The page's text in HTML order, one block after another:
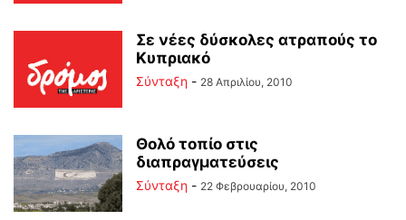
Σε νέες δύσκολες ατραπούς το
Κυπριακό
Σύνταξη - 28 Απριλίου, 2010
Θολό τοπίο στις
διαπραγματεύσεις
Σύνταξη - 22 Φεβρουαρίου, 2010